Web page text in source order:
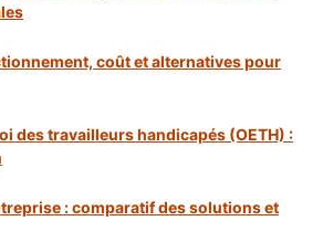
coût et alternatives pour
des travailleurs handicapés (OETH) :
: comparatif des solutions et